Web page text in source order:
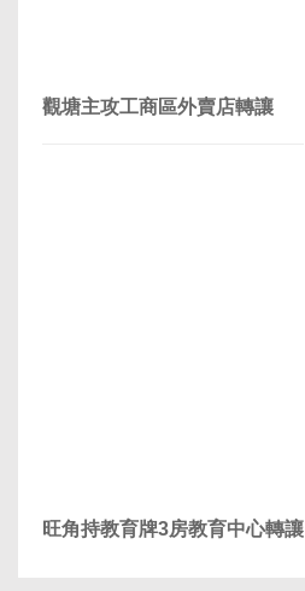
觀塘主攻工商區外賣店轉讓
旺角持教育牌3房教育中心轉讓